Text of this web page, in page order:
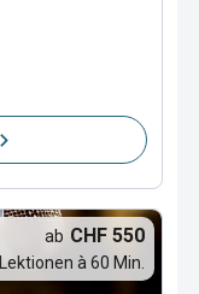
ab CHF 550
à 60 Min.